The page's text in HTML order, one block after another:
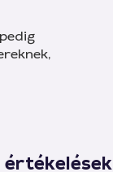
értékelések